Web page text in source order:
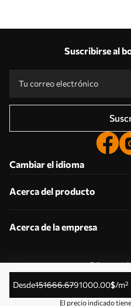
desde151666.6791000.00$/m²
El precio indicado
Suscribirse al
Cambiar el idioma
Acerca del producto
Acerca de la empresa
Editar
© 2011-2026 Uwalls .
Gestionado por KLW Sp.